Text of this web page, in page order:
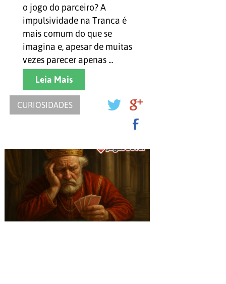
o jogo do parceiro? A
impulsividade na Tranca é
mais comum do que se
imagina e, apesar de muitas
vezes parecer apenas ...
Leia Mais
CURIOSIDADES